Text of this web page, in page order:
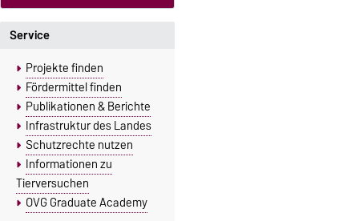
Service
Projekte finden
Fördermittel finden
Publikationen & Berichte
Infrastruktur des Landes
Schutzrechte nutzen
Informationen zu
Tierversuchen
OVG Graduate Academy